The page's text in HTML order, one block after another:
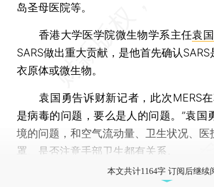
岛圣母医院等。
香港大学医学院微生物学系主任袁
SARS做出重大贡献，是他首先确认
衣原体或微生物。
袁国勇告诉财新记者，此次MERS在
是病毒的问题，要么是人的问题。”袁国
境的问题，和空气流动量、卫生状况、医
罩、是否注意手部卫生都有关系。
本文共计1164字 订阅后继续